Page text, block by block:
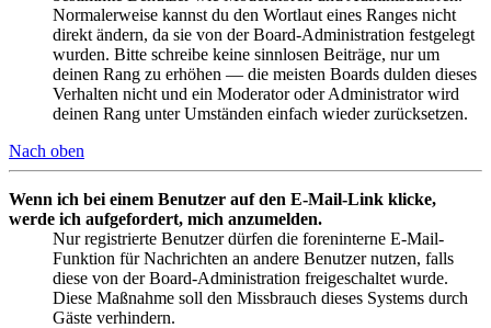
Normalerweise kannst du den Wortlaut eines Ranges nicht
direkt ändern, da sie von der Board-Administration festgelegt
wurden. Bitte schreibe keine sinnlosen Beiträge, nur um
deinen Rang zu erhöhen — die meisten Boards dulden dieses
Verhalten nicht und ein Moderator oder Administrator wird
deinen Rang unter Umständen einfach wieder zurücksetzen.
Nach oben
Wenn ich bei einem Benutzer auf den E-Mail-Link klicke,
werde ich aufgefordert, mich anzumelden.
Nur registrierte Benutzer dürfen die foreninterne E-Mail-
Funktion für Nachrichten an andere Benutzer nutzen, falls
diese von der Board-Administration freigeschaltet wurde.
Diese Maßnahme soll den Missbrauch dieses Systems durch
Gäste verhindern.